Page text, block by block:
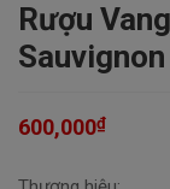
Rượu
Sauvignon
600,000₫